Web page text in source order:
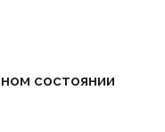
состоянии